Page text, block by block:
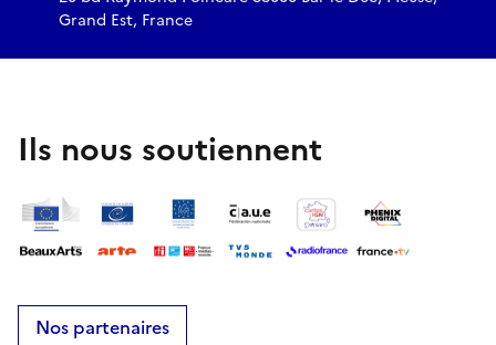
Grand Est, France
Ils nous soutiennent
Nos partenaires